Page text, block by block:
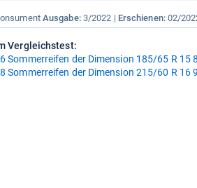
Ausgabe: 3/2022 Erschienen:02/
Vergleichstest:
Sommerreifen der Dimension 185/65 R 15
Sommerreifen der Dimension 215/60 R 16